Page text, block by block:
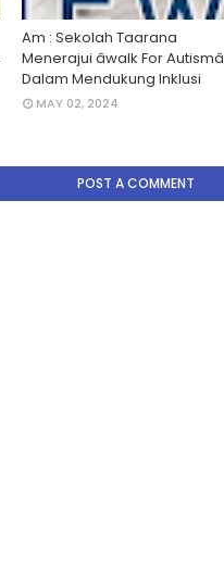
Am : Sekolah Taarana
Menerajui âwalk For Autismâ
Dalam Mendukung Inklusi
MAY 02, 2024
POST A COMMENT